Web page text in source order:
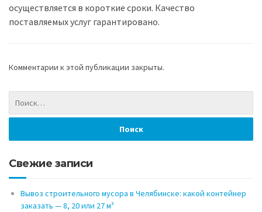
осуществляется в короткие сроки. Качество
поставляемых услуг гарантировано.
Комментарии к этой публикации закрыты.
Свежие записи
Вывоз строительного мусора в Челябинске: какой контейнер
заказать — 8, 20 или 27 м³